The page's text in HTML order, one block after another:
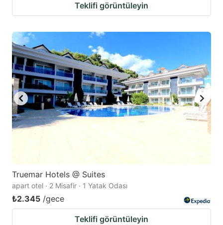
Teklifi görüntüleyin
Truemar Hotels @ Suites
apart otel · 2 Misafir · 1 Yatak Odası
₺2.345 /gece
Teklifi görüntüleyin